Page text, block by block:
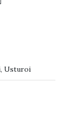
Usturoi